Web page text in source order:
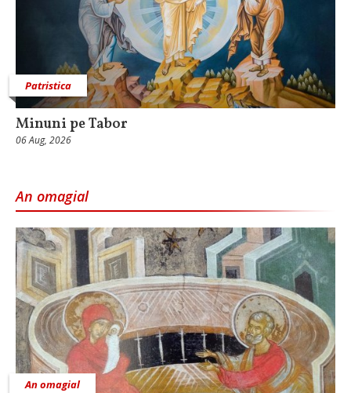
Patristica
Minuni pe Tabor
06 Aug, 2026
An omagial
An omagial